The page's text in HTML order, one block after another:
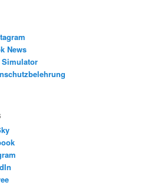
News
Simulator